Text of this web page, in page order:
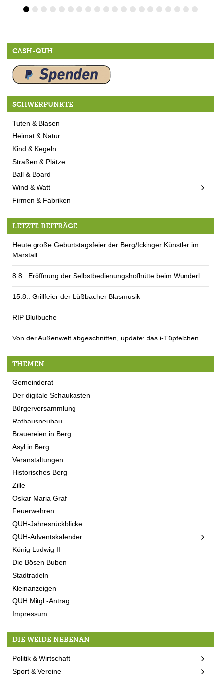
CASH-QUH
SCHWERPUNKTE
Tuten & Blasen
Heimat & Natur
Kind & Kegeln
Straßen & Plätze
Ball & Board
Wind & Watt
Firmen & Fabriken
LETZTE BEITRÄGE
Heute große Geburtstagsfeier der Berg/Ickinger Künstler im
Marstall
8.8.: Eröffnung der Selbstbedienungshofhütte beim Wunderl
15.8.: Grillfeier der Lüßbacher Blasmusik
RIP Blutbuche
Von der Außenwelt abgeschnitten, update: das i-Tüpfelchen
THEMEN
Gemeinderat
Der digitale Schaukasten
Bürgerversammlung
Rathausneubau
Brauereien in Berg
Asyl in Berg
Veranstaltungen
Historisches Berg
Zille
Oskar Maria Graf
Feuerwehren
QUH-Jahresrückblicke
QUH-Adventskalender
König Ludwig II
Die Bösen Buben
Stadtradeln
Kleinanzeigen
QUH Mitgl.-Antrag
Impressum
DIE WEIDE NEBENAN
Politik & Wirtschaft
Sport & Vereine